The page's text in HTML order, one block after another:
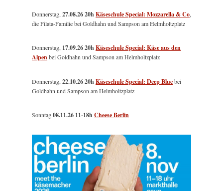
Donnerstag,27.08.26 20hKäseschule Special: Mozzarella & Co,
die Filata-Familie bei Goldhahn und Sampson am Helmholtzplatz
Donnerstag, 17.09.26 20hKäseschule Special: Käse aus den
Alpenbei Goldhahn und Sampson am Helmholtzplatz
Donnerstag,22.10.26 20hKäseschule Special: Deep Bluebei
Goldhahn und Sampson am Helmholtzplatz
Sonntag08.11.26 11-18hCheese Berlin